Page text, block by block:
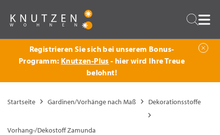
Zurück
Registrieren Sie sich bei unserem Bonus-
Programm: Knutzen-Plus - hier wird Ihre Treue
belohnt!
Startseite Gardinen/Vorhänge nach Maß Dekorationsstoffe
Vorhang-/Dekostoff Zamunda